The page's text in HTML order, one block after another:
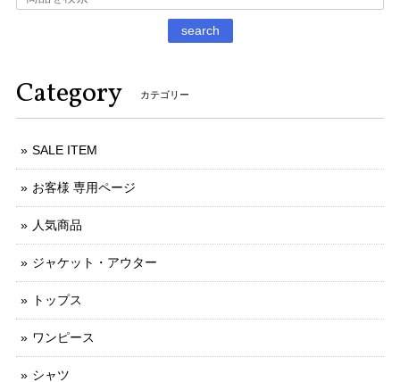
search
Category カテゴリー
SALE ITEM
お客様 専用ページ
人気商品
ジャケット・アウター
トップス
ワンピース
シャツ